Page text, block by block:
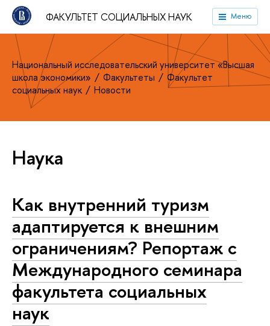
ФАКУЛЬТЕТ СОЦИАЛЬНЫХ НАУК Меню
Национальный исследовательский университет «Высшая
школа экономики»
Факультеты
Факультет
социальных наук
Новости
Наука
Как внутренний туризм
адаптируется к внешним
ограничениям? Репортаж с
Международного семинара
факультета социальных
наук